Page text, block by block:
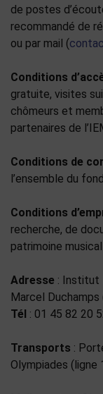
de postes
recommandé de
ou par mail (
Conditions
gratuite, visites
chômeurs et
partenaires de
Conditions de
l’ensemble du
Conditions
recherche, de
patrimoine musical
Adresse : Institut
Marcel
Tél : 01 45 82 20
Transports :
Olympiades (ligne